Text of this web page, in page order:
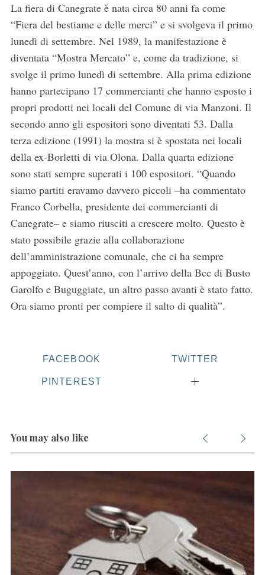
La fiera di Canegrate è nata circa 80 anni fa come
“Fiera del bestiame e delle merci” e si svolgeva il primo
lunedì di settembre. Nel 1989, la manifestazione è
diventata “Mostra Mercato” e, come da tradizione, si
svolge il primo lunedì di settembre. Alla prima edizione
hanno partecipano 17 commercianti che hanno esposto i
propri prodotti nei locali del Comune di via Manzoni. Il
secondo anno gli espositori sono diventati 53. Dalla
terza edizione (1991) la mostra si è spostata nei locali
della ex-Borletti di via Olona. Dalla quarta edizione
sono stati sempre superati i 100 espositori. “Quando
siamo partiti eravamo davvero piccoli –ha commentato
Franco Corbella, presidente dei commercianti di
Canegrate– e siamo riusciti a crescere molto. Questo è
stato possibile grazie alla collaborazione
dell’amministrazione comunale, che ci ha sempre
appoggiato. Quest’anno, con l’arrivo della Bcc di Busto
Garolfo e Buguggiate, un altro passo avanti è stato fatto.
Ora siamo pronti per compiere il salto di qualità”.
FACEBOOK TWITTER
PINTEREST
You may also like
S
e
a
c
h
f